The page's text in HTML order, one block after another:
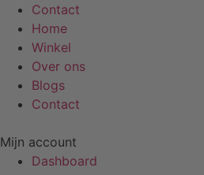
Contact
Home
Winkel
Over ons
Blogs
Contact
Mijn account
Dashboard